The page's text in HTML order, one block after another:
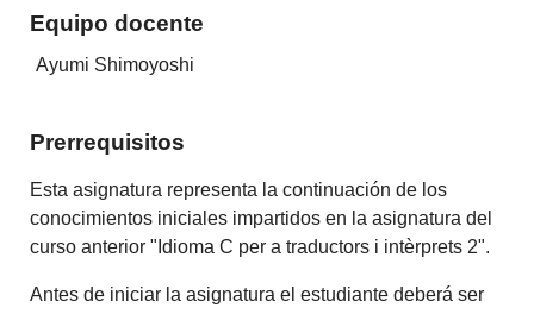
Equipo docente
Ayumi Shimoyoshi
Prerrequisitos
Esta asignatura representa la continuación de los
conocimientos iniciales impartidos en la asignatura del
curso anterior "Idioma C per a traductors i intèrprets 2".
Antes de iniciar la asignatura el estudiante deberá ser